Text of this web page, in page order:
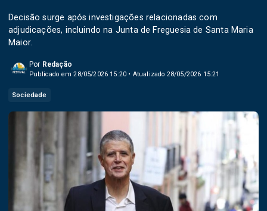
Decisão surge após investigações relacionadas com
adjudicações, incluindo na Junta de Freguesia de Santa Maria
Maior.
Por Redação
Publicado em 28/05/2026 15:20 • Atualizado 28/05/2026 15:21
Sociedade